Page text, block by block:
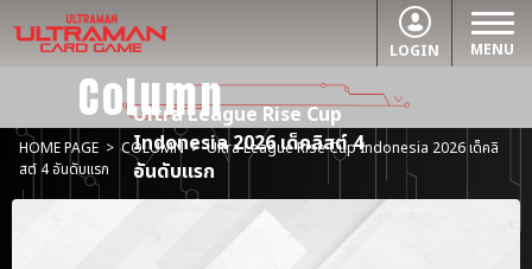
MENU
LOGIN
Column
Ultra League Rise Cup
Indonesia 2026 เด็คลิสต์ 4
อันดับแรก
HOME PAGE >COLUMN>Ultra League Rise Cup Indonesia 2026 เด็คลิ
สต์ 4 อันดับแรก